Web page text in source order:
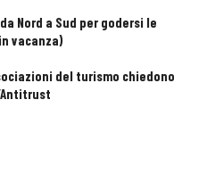
Nord a Sud per godersi le
vacanza)
del turismo chiedono